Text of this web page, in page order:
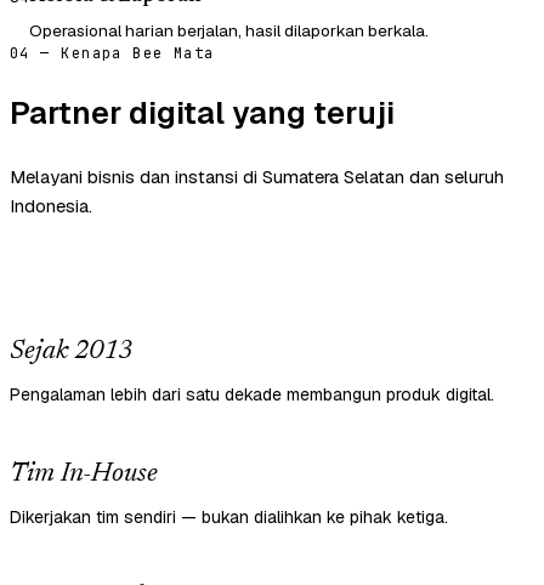
Operasional harian berjalan, hasil dilaporkan berkala.
04 — Kenapa Bee Mata
Partner digital yang teruji
Melayani bisnis dan instansi di Sumatera Selatan dan seluruh
Indonesia.
Sejak 2013
Pengalaman lebih dari satu dekade membangun produk digital.
Tim In-House
Dikerjakan tim sendiri — bukan dialihkan ke pihak ketiga.